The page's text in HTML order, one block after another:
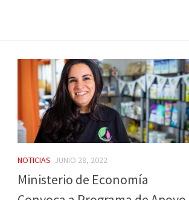
NOTICIAS JUNIO 28, 2022
Ministerio de Economía